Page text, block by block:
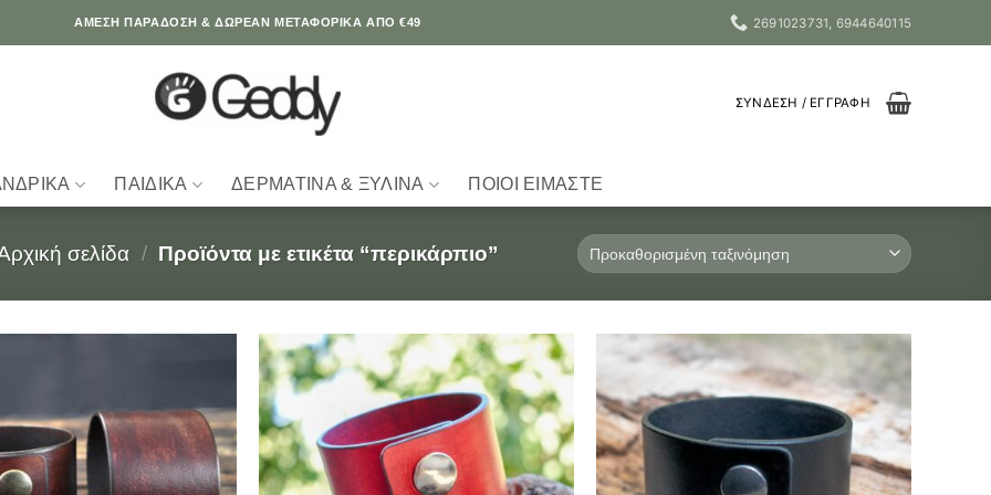
ΆΜΕΣΗ ΠΑΡΑΔΟΣΗ & ΔΩΡΕΑΝ ΜΕΤΑΦΟΡΙΚΑ ΑΠΟ €49 2691023731, 6944640115
ΣΎΝΔΕΣΗ / ΕΓΓΡΑΦΉ
ΠΑΙΔΙΚΆ ΔΕΡΜΆΤΙΝΑ & ΞΎΛΙΝΑ ΠΟΙΟΙ ΕΊΜΑΣΤΕ
σελίδα / Προϊόντα με ετικέτα “περικάρπιο”